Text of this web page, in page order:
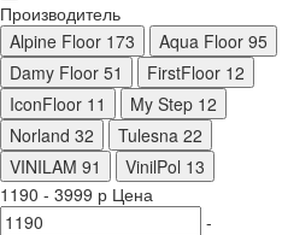
Производитель
Alpine Floor 173 Aqua Floor 95
Damy Floor 51 FirstFloor 12
IconFloor 11 My Step 12
Norland 32 Tulesna 22
VINILAM 91 VinilPol 13
1190 - 3999 р Цена
-